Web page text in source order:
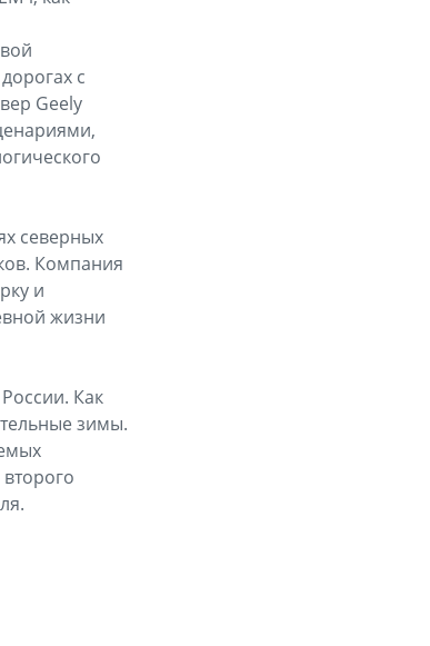
с
Geely
северных
Компания
и
жизни
Как
зимы.